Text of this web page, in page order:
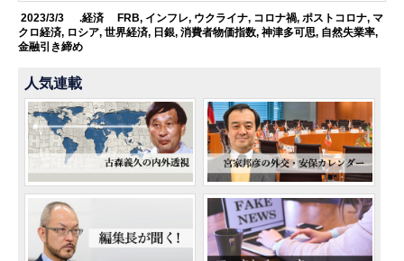
2023/3/3 .経済 FRB, インフレ, ウクライナ, コロナ禍, ポストコロナ, マ
クロ経済, ロシア,世界経済, 日銀,消費者物価指数,神津多可思, 自然失業率,
金融引き締め
人気連載